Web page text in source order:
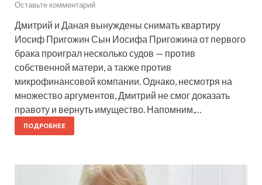
Оставьте комментарий
Дмитрий и Даная вынуждены снимать квартиру
Иосиф Пригожин Сын Иосифа Пригожина от первого
брака проиграл несколько судов — против
собственной матери, а также против
микрофинансовой компании. Однако, несмотря на
множество аргументов, Дмитрий не смог доказать
правоту и вернуть имущество. Напомним,…
ПОДРОБНЕЕ